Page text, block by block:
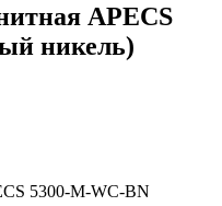
APECS
никель)
5300-M-WC-BN